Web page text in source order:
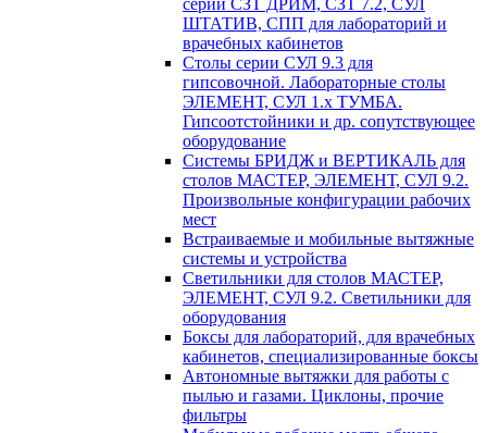
серий СЗТ ДРИМ, СЗТ 7.2, СУЛ
ШТАТИВ, СПП для лабораторий и
врачебных кабинетов
Столы серии СУЛ 9.3 для
гипсовочной. Лабораторные столы
ЭЛЕМЕНТ, СУЛ 1.х ТУМБА.
Гипсоотстойники и др. сопутствующее
оборудование
Системы БРИДЖ и ВЕРТИКАЛЬ для
столов МАСТЕР, ЭЛЕМЕНТ, СУЛ 9.2.
Произвольные конфигурации рабочих
мест
Встраиваемые и мобильные вытяжные
системы и устройства
Светильники для столов МАСТЕР,
ЭЛЕМЕНТ, СУЛ 9.2. Светильники для
оборудования
Боксы для лабораторий, для врачебных
кабинетов, специализированные боксы
Автономные вытяжки для работы с
пылью и газами. Циклоны, прочие
фильтры